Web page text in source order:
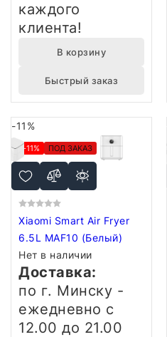
каждого
клиента!
В корзину
Быстрый заказ
-11%
-11% ПОД ЗАКАЗ
Xiaomi Smart Air Fryer
6.5L MAF10 (Белый)
Нет в наличии
Доставка:
по г. Минску -
ежедневно с
12.00 до 21.00